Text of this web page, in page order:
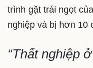
trình gặt trái ngọt
nghiệp và bị hơn 10
“Thất nghiệp